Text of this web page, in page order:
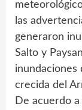
las
generaron
Salto y
inundaciones
crecida del
De acuerdo